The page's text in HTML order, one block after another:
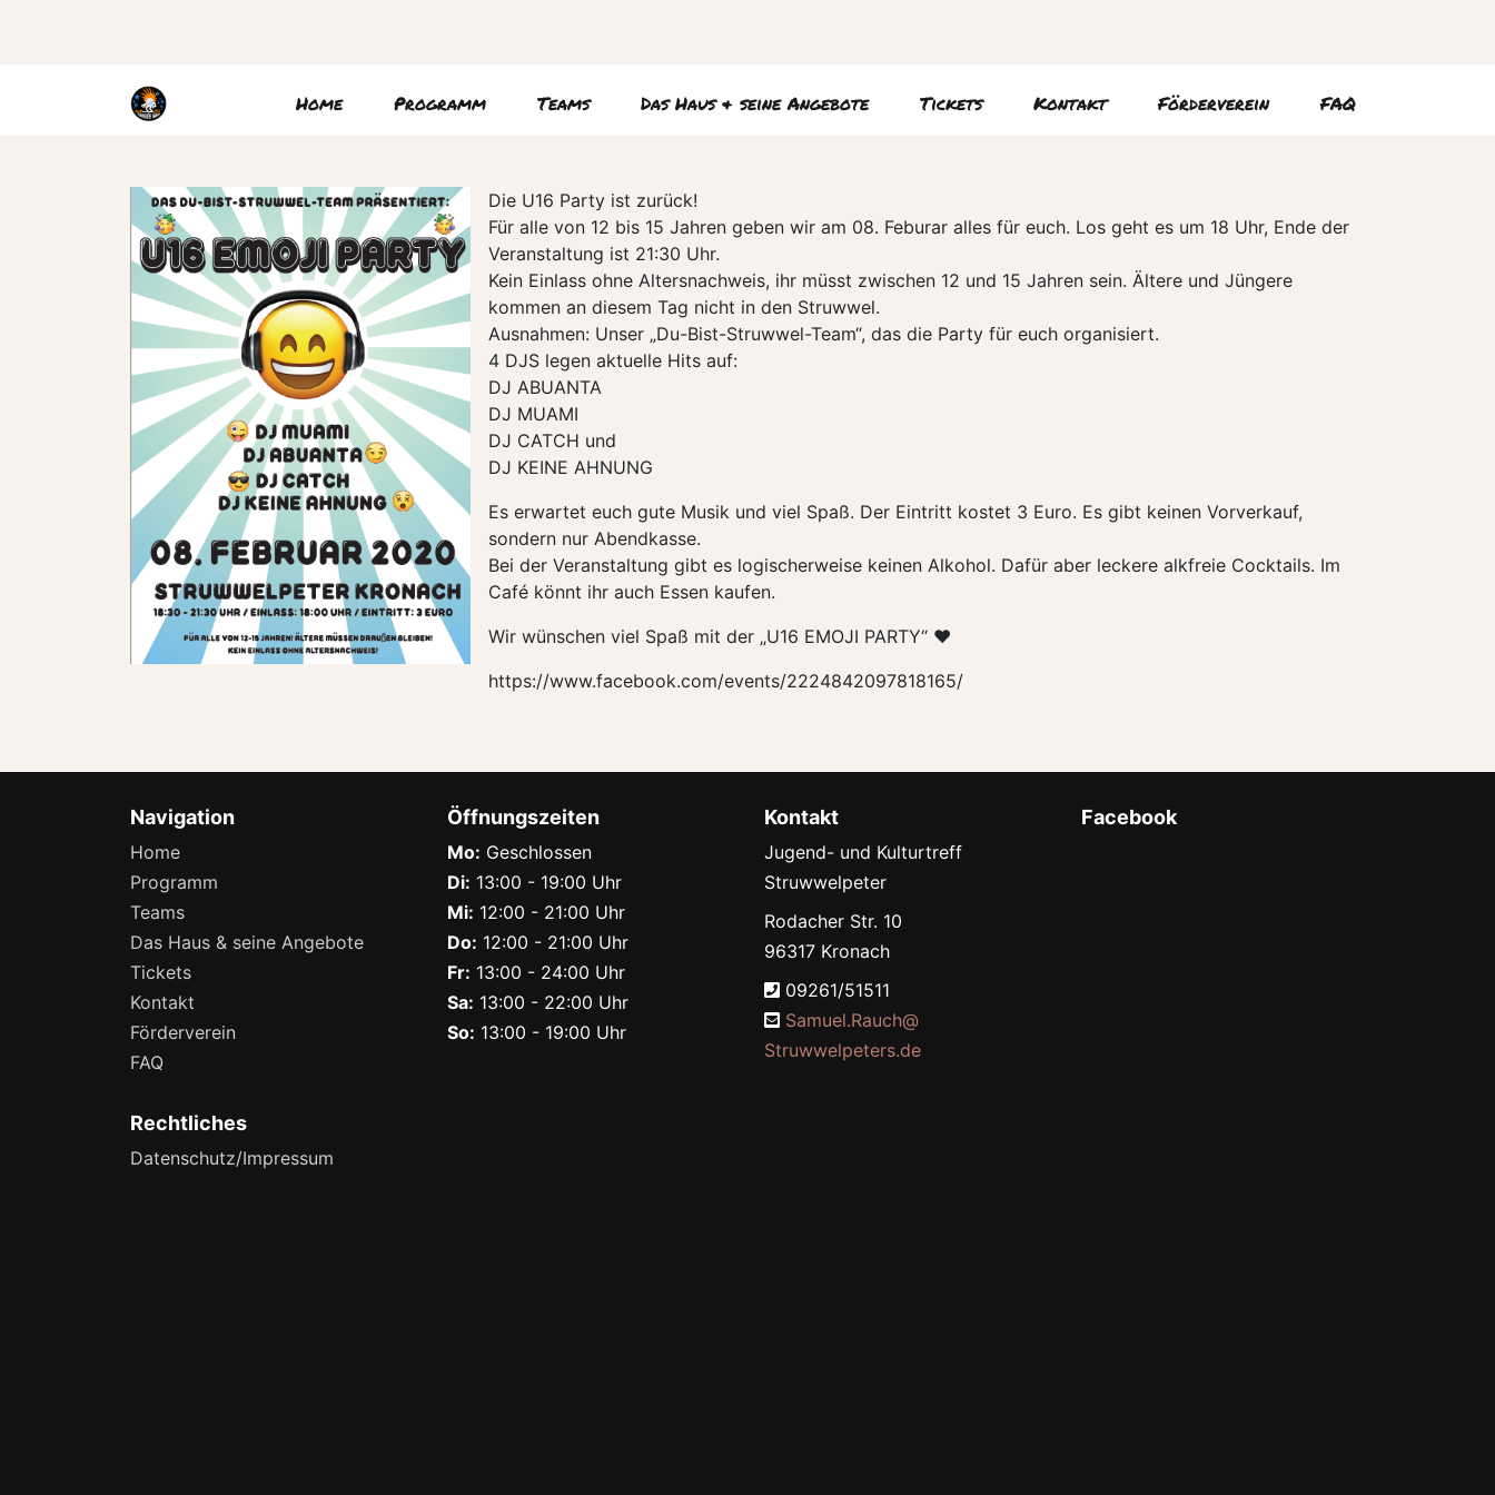
Home Programm Teams Das Haus & seine Angebote Tickets Kontakt Förderverein FAQ
Die U16 Party ist zurück!
Für alle von 12 bis 15 Jahren geben wir am 08. Feburar alles für euch. Los geht es um 18 Uhr, Ende der
Veranstaltung ist 21:30 Uhr.
Kein Einlass ohne Altersnachweis, ihr müsst zwischen 12 und 15 Jahren sein. Ältere und Jüngere
kommen an diesem Tag nicht in den Struwwel.
Ausnahmen: Unser „Du-Bist-Struwwel-Team“, das die Party für euch organisiert.
4 DJS legen aktuelle Hits auf:
DJ ABUANTA
DJ MUAMI
DJ CATCH und
DJ KEINE AHNUNG
Es erwartet euch gute Musik und viel Spaß. Der Eintritt kostet 3 Euro. Es gibt keinen Vorverkauf,
sondern nur Abendkasse.
Bei der Veranstaltung gibt es logischerweise keinen Alkohol. Dafür aber leckere alkfreie Cocktails. Im
Café könnt ihr auch Essen kaufen.
Wir wünschen viel Spaß mit der „U16 EMOJI PARTY“ ♥
https://www.facebook.com/events/2224842097818165/
Navigation
Home
Programm
Teams
Das Haus & seine Angebote
Tickets
Kontakt
Förderverein
FAQ
Rechtliches
Datenschutz/Impressum
Öffnungszeiten
Mo: Geschlossen
Di: 13:00 - 19:00 Uhr
Mi: 12:00 - 21:00 Uhr
Do: 12:00 - 21:00 Uhr
Fr: 13:00 - 24:00 Uhr
Sa: 13:00 - 22:00 Uhr
So: 13:00 - 19:00 Uhr
Kontakt
Jugend- und Kulturtreff
Struwwelpeter
Rodacher Str. 10
96317 Kronach
09261/51511
Samuel.Rauch@
Struwwelpeters.de
Facebook